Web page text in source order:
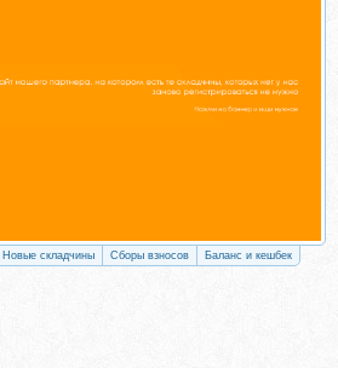
Новые складчины Сборы взносов Баланс и кешбек